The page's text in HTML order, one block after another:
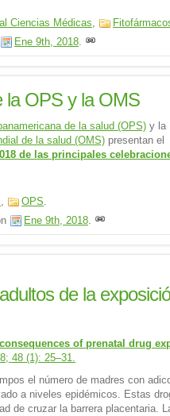
Ciencias Médicas,
Ene 9th, 2018.
la OPS y la OMS
de la salud (OPS) y la
de la salud (OMS) presentan el
de las principales
, OPS.
Ene 9th, 2018.
de la
of prenatal drug
48 (1): 25–31.
el número de madres con
a niveles epidémicos. Estas
de cruzar la barrera placentaria.